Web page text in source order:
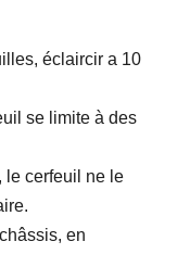
éclaircir a 10
se limite à des
le cerfeuil ne le
en